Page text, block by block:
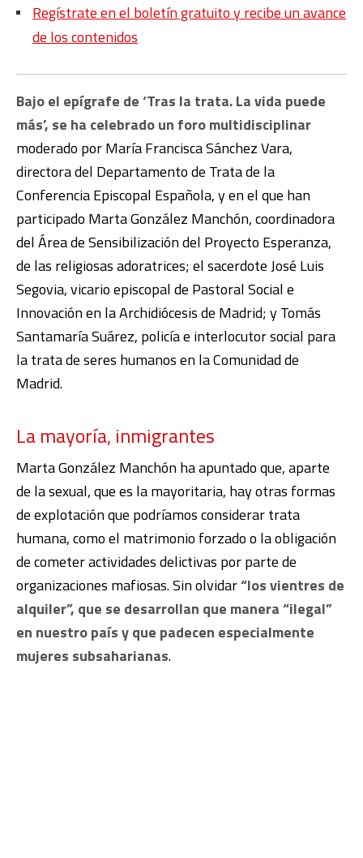
Regístrate en el boletín gratuito y recibe un avance
de los contenidos
Bajo el epígrafe de ‘Tras la trata. La vida puede
más’, se ha celebrado un foro multidisciplinar
moderado por María Francisca Sánchez Vara,
directora del Departamento de Trata de la
Conferencia Episcopal Española, y en el que han
participado Marta González Manchón, coordinadora
del Área de Sensibilización del Proyecto Esperanza,
de las religiosas adoratrices; el sacerdote José Luis
Segovia, vicario episcopal de Pastoral Social e
Innovación en la Archidiócesis de Madrid; y Tomás
Santamaría Suárez, policía e interlocutor social para
la trata de seres humanos en la Comunidad de
Madrid.
La mayoría, inmigrantes
Marta González Manchón ha apuntado que, aparte
de la sexual, que es la mayoritaria, hay otras formas
de explotación que podríamos considerar trata
humana, como el matrimonio forzado o la obligación
de cometer actividades delictivas por parte de
organizaciones mafiosas. Sin olvidar“los vientres de
alquiler”, que se desarrollan que manera “ilegal”
en nuestro país y que padecen especialmente
mujeres subsaharianas.